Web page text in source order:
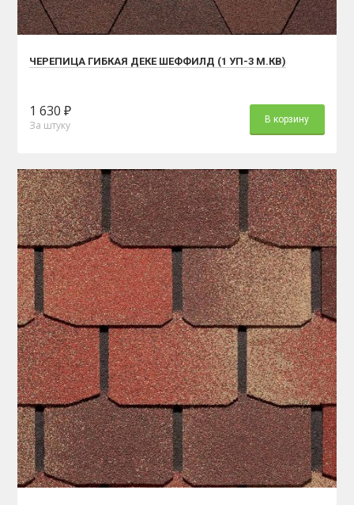
ЧЕРЕПИЦА ГИБКАЯ ДЕКЕ ШЕФФИЛД (1 УП-3 М.КВ)
1 630 ₽
За штуку В корзину